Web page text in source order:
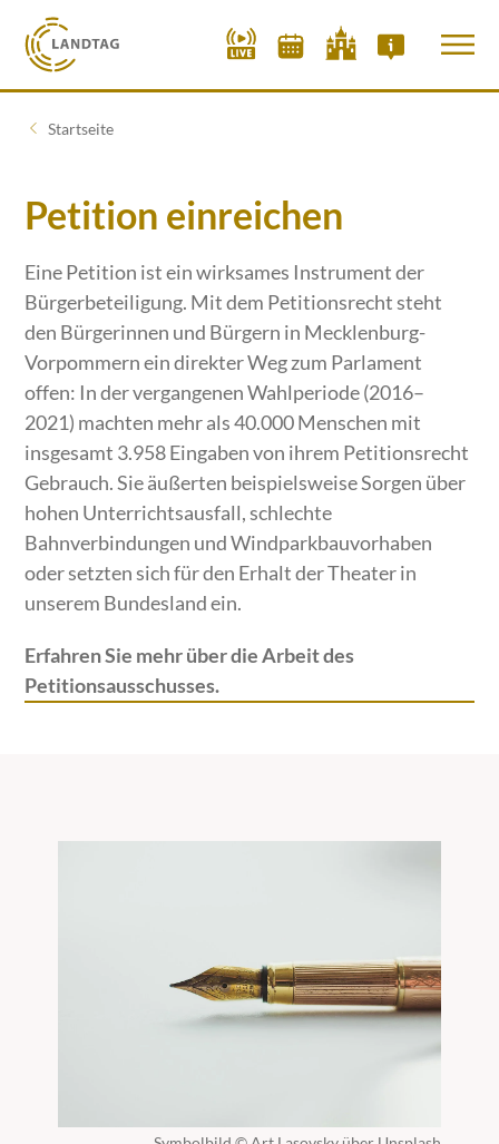
Startseite
Petition einreichen
Eine Petition ist ein wirksames Instrument der
Bürgerbeteiligung. Mit dem Petitionsrecht steht
den Bürgerinnen und Bürgern in Mecklenburg-
Vorpommern ein direkter Weg zum Parlament
offen: In der vergangenen Wahlperiode (2016–
2021) machten mehr als 40.000 Menschen mit
insgesamt 3.958 Eingaben von ihrem Petitionsrecht
Gebrauch. Sie äußerten beispielsweise Sorgen über
hohen Unterrichtsausfall, schlechte
Bahnverbindungen und Windparkbauvorhaben
oder setzten sich für den Erhalt der Theater in
unserem Bundesland ein.
Erfahren Sie mehr über die Arbeit des
Petitionsausschusses.